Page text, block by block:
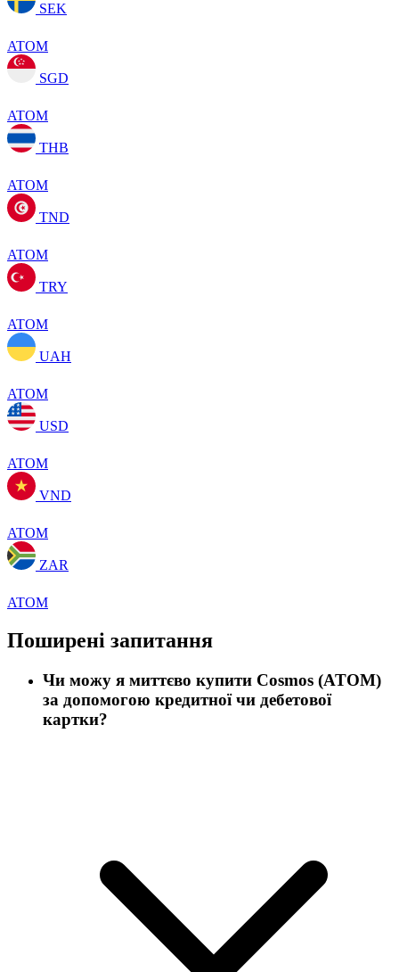
SEK
ATOM
SGD
ATOM
THB
ATOM
TND
ATOM
TRY
ATOM
UAH
ATOM
USD
ATOM
VND
ATOM
ZAR
ATOM
Поширені запитання
Чи можу я миттєво купити Cosmos (ATOM)
за допомогою кредитної чи дебетової
картки?